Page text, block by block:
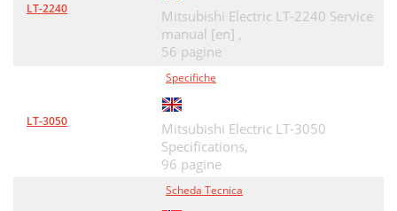
LT-2240
Mitsubishi Electric LT-2240 Service
manual [en] ,
56 pagine
LT-3050
Specifiche
Mitsubishi Electric LT-3050
Specifications,
96 pagine
Scheda Tecnica